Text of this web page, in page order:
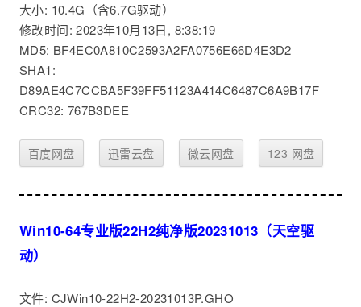
大小: 10.4G（含6.7G驱动）
修改时间: 2023年10月13日, 8:38:19
MD5: BF4EC0A810C2593A2FA0756E66D4E3D2
SHA1:
D89AE4C7CCBA5F39FF51123A414C6487C6A9B17F
CRC32: 767B3DEE
百度网盘 迅雷云盘 微云网盘 123 网盘
Win10-64专业版22H2纯净版20231013（天空驱
动）
文件: CJWin10-22H2-20231013P.GHO